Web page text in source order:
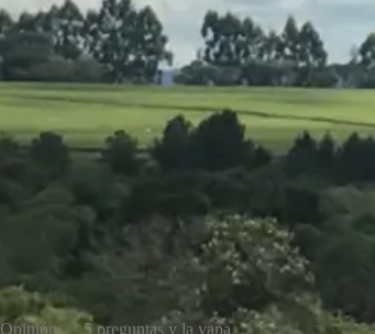
Opinión 5 preguntas y la yapa